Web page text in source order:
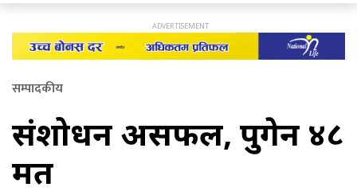
सम्पादकीय
संशोधन असफल, पुगेन ४८
मत